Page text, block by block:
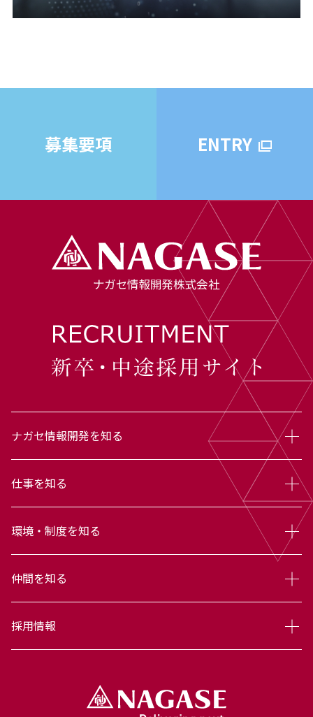
募集要項 ENTRY
ナガセ情報開発を知る
仕事を知る
環境・制度を知る
仲間を知る
採用情報